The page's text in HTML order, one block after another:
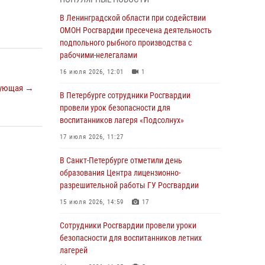
→
В Красносельском районе наряд Росгвардии
задержал правонарушителя, угрожавшего 17-
летнему подростку травматическим оружием
06 августа 2026, 13:39
оперативно задержали хулигана,
стрелявшего из пускового устройства рядом
с жилыми домами
06 августа 2026, 11:36
Сотрудники и военнослужащие Росгвардии
обеспечили правопорядок при проведении
матча "Зенит" - "Балтика"
06 августа 2026, 07:30 10
В Выборгском районе наряд Росгвардии
обнаружил разыскиваемый преступный
автотранспорт
В Ленинградской области при содействии
ОМОН Росгвардии пресечена деятельность
подпольного рыбного производства с
рабочими-нелегалами
16 июля 2026, 12:01 1
В Петербурге сотрудники Росгвардии
провели урок безопасности для
воспитанников лагеря «Подсолнух»
17 июля 2026, 11:27
В Санкт-Петербурге отметили день
образования Центра лицензионно-
разрешительной работы ГУ Росгвардии
15 июля 2026, 14:59 17
Сотрудники Росгвардии провели уроки
безопасности для воспитанников летних
лагерей